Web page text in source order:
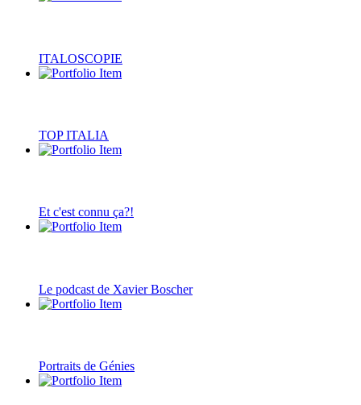
ITALOSCOPIE
TOP ITALIA
Et c'est connu ça?!
Le podcast de Xavier Boscher
Portraits de Génies